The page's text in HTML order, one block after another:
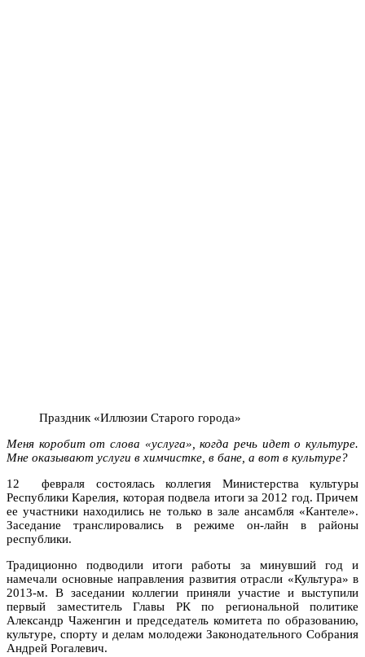
Праздник «Иллюзии Старого города»
Меня коробит от слова «услуга», когда речь идет о культуре.
Мне оказывают услуги в химчистке, в бане, а вот в культуре?
12 февраля состоялась коллегия Министерства культуры
Республики Карелия, которая подвела итоги за 2012 год. Причем
ее участники находились не только в зале ансамбля «Кантеле».
Заседание транслировались в режиме он-лайн в районы
республики.
Традиционно подводили итоги работы за минувший год и
намечали основные направления развития отрасли «Культура» в
2013-м. В заседании коллегии приняли участие и выступили
первый заместитель Главы РК по региональной политике
Александр Чаженгин и председатель комитета по образованию,
культуре, спорту и делам молодежи Законодательного Собрания
Андрей Рогалевич.